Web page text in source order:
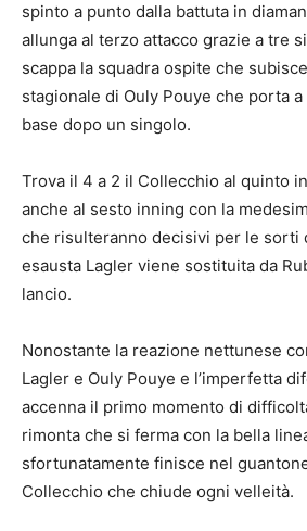
spinto a punto dalla battuta in
allunga al terzo attacco grazie a tre
scappa la squadra ospite che
stagionale di Ouly Pouye che porta
base dopo un singolo.
Trova il 4 a 2 il Collecchio al quinto
anche al sesto inning con la
che risulteranno decisivi per le sorti
esausta Lagler viene sostituita da
lancio.
Nonostante la reazione nettunese
Lagler e Ouly Pouye e l’imperfetta
accenna il primo momento di
rimonta che si ferma con la bella
sfortunatamente finisce nel
Collecchio che chiude ogni velleità.